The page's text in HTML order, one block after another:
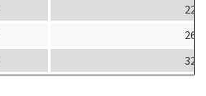
22
26
32